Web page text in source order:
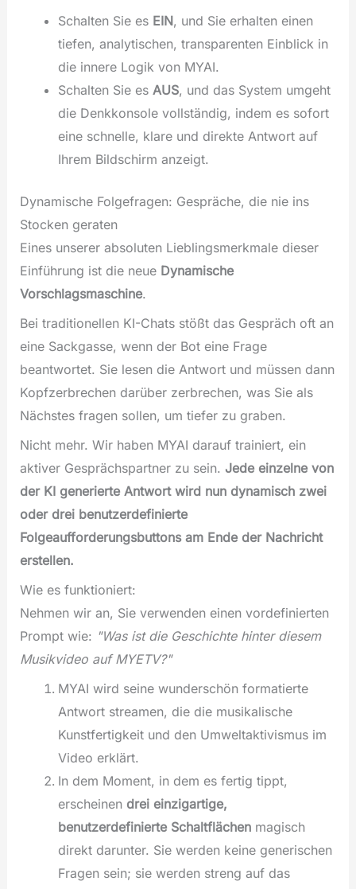
Schalten Sie es EIN, und Sie erhalten einen
tiefen, analytischen, transparenten Einblick in
die innere Logik von MYAI.
Schalten Sie es AUS, und das System umgeht
die Denkkonsole vollständig, indem es sofort
eine schnelle, klare und direkte Antwort auf
Ihrem Bildschirm anzeigt.
Dynamische Folgefragen: Gespräche, die nie ins
Stocken geraten
Eines unserer absoluten Lieblingsmerkmale dieser
Einführung ist die neue Dynamische
Vorschlagsmaschine.
Bei traditionellen KI-Chats stößt das Gespräch oft an
eine Sackgasse, wenn der Bot eine Frage
beantwortet. Sie lesen die Antwort und müssen dann
Kopfzerbrechen darüber zerbrechen, was Sie als
Nächstes fragen sollen, um tiefer zu graben.
Nicht mehr. Wir haben MYAI darauf trainiert, ein
aktiver Gesprächspartner zu sein. Jede einzelne von
der KI generierte Antwort wird nun dynamisch zwei
oder drei benutzerdefinierte
Folgeaufforderungsbuttons am Ende der Nachricht
erstellen.
Wie es funktioniert:
Nehmen wir an, Sie verwenden einen vordefinierten
Prompt wie: "Was ist die Geschichte hinter diesem
Musikvideo auf MYETV?"
MYAI wird seine wunderschön formatierte
Antwort streamen, die die musikalische
Kunstfertigkeit und den Umweltaktivismus im
Video erklärt.
In dem Moment, in dem es fertig tippt,
erscheinen drei einzigartige,
benutzerdefinierte Schaltflächenmagisch
direkt darunter. Sie werden keine generischen
Fragen sein; sie werden streng auf das